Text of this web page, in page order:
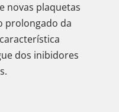
novas plaquetas
prolongado da
dos inibidores